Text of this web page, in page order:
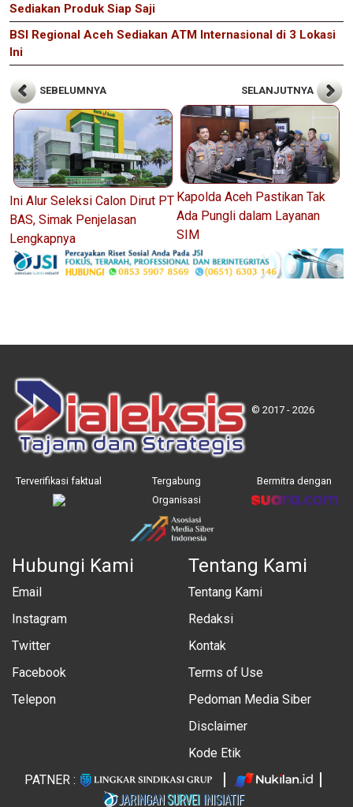
Sediakan Produk Siap Saji
BSI Regional Aceh Sediakan ATM Internasional di 3 Lokasi
Ini
SEBELUMNYA
Ini Alur Seleksi Calon Dirut PT
BAS, Simak Penjelasan
Lengkapnya
SELANJUTNYA
Kapolda Aceh Pastikan Tak
Ada Pungli dalam Layanan
SIM
© 2017 - 2026
Terverifikasi faktual
Tergabung
Organisasi
Bermitra dengan
Hubungi Kami
Email
Instagram
Twitter
Facebook
Telepon
Tentang Kami
Tentang Kami
Redaksi
Kontak
Terms of Use
Pedoman Media Siber
Disclaimer
Kode Etik
PATNER :